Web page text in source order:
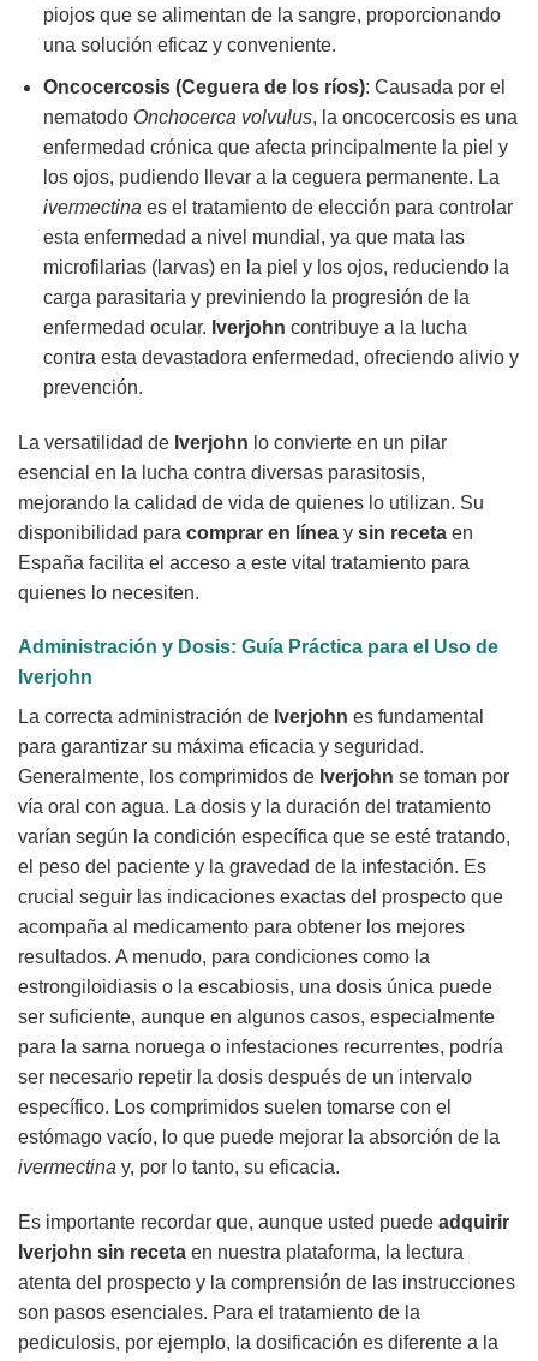
piojos que se alimentan de la sangre, proporcionando
una solución eficaz y conveniente.
Oncocercosis (Ceguera de los ríos): Causada por el
nematodo Onchocerca volvulus, la oncocercosis es una
enfermedad crónica que afecta principalmente la piel y
los ojos, pudiendo llevar a la ceguera permanente. La
ivermectina es el tratamiento de elección para controlar
esta enfermedad a nivel mundial, ya que mata las
microfilarias (larvas) en la piel y los ojos, reduciendo la
carga parasitaria y previniendo la progresión de la
enfermedad ocular. Iverjohn contribuye a la lucha
contra esta devastadora enfermedad, ofreciendo alivio y
prevención.
La versatilidad de Iverjohn lo convierte en un pilar
esencial en la lucha contra diversas parasitosis,
mejorando la calidad de vida de quienes lo utilizan. Su
disponibilidad para comprar en línea y sin receta en
España facilita el acceso a este vital tratamiento para
quienes lo necesiten.
Administración y Dosis: Guía Práctica para el Uso de
Iverjohn
La correcta administración de Iverjohn es fundamental
para garantizar su máxima eficacia y seguridad.
Generalmente, los comprimidos de Iverjohn se toman por
vía oral con agua. La dosis y la duración del tratamiento
varían según la condición específica que se esté tratando,
el peso del paciente y la gravedad de la infestación. Es
crucial seguir las indicaciones exactas del prospecto que
acompaña al medicamento para obtener los mejores
resultados. A menudo, para condiciones como la
estrongiloidiasis o la escabiosis, una dosis única puede
ser suficiente, aunque en algunos casos, especialmente
para la sarna noruega o infestaciones recurrentes, podría
ser necesario repetir la dosis después de un intervalo
específico. Los comprimidos suelen tomarse con el
estómago vacío, lo que puede mejorar la absorción de la
ivermectina y, por lo tanto, su eficacia.
Es importante recordar que, aunque usted puede adquirir
Iverjohn sin receta en nuestra plataforma, la lectura
atenta del prospecto y la comprensión de las instrucciones
son pasos esenciales. Para el tratamiento de la
pediculosis, por ejemplo, la dosificación es diferente a la